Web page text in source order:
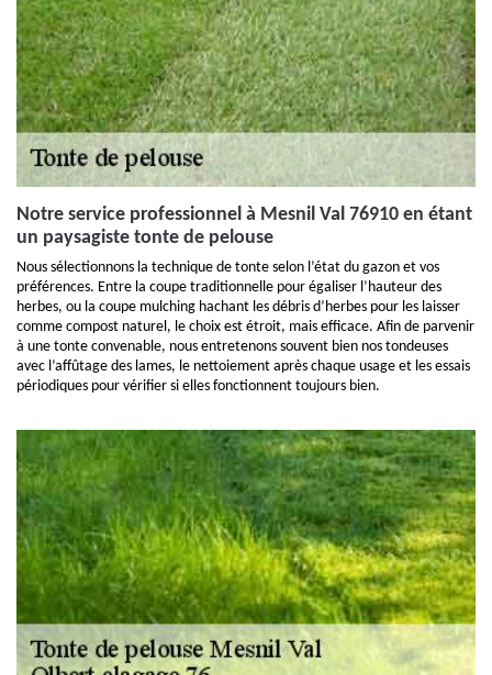
Notre service professionnel à Mesnil Val 76910 en étant
un paysagiste tonte de pelouse
Nous sélectionnons la technique de tonte selon l’état du gazon et vos
préférences. Entre la coupe traditionnelle pour égaliser l’hauteur des
herbes, ou la coupe mulching hachant les débris d’herbes pour les laisser
comme compost naturel, le choix est étroit, mais efficace. Afin de parvenir
à une tonte convenable, nous entretenons souvent bien nos tondeuses
avec l’affûtage des lames, le nettoiement après chaque usage et les essais
périodiques pour vérifier si elles fonctionnent toujours bien.